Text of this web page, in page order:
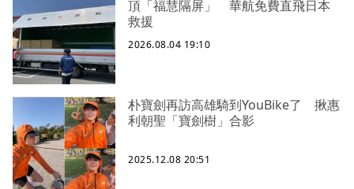
頂「福慧隔屏」 華航免費直飛日本
救援
2026.08.04 19:10
朴寶劍再訪高雄騎到YouBike了 揪惠
利朝聖「寶劍樹」合影
2025.12.08 20:51